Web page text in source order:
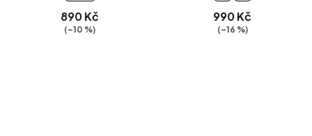
890 Kč
(–10 %)
990 Kč
(–16 %)